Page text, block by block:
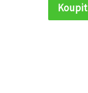
Koupit